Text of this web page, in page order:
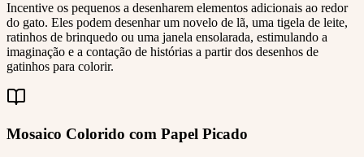
Incentive os pequenos a desenharem elementos adicionais ao redor
do gato. Eles podem desenhar um novelo de lã, uma tigela de leite,
ratinhos de brinquedo ou uma janela ensolarada, estimulando a
imaginação e a contação de histórias a partir dos desenhos de
gatinhos para colorir.
Mosaico Colorido com Papel Picado